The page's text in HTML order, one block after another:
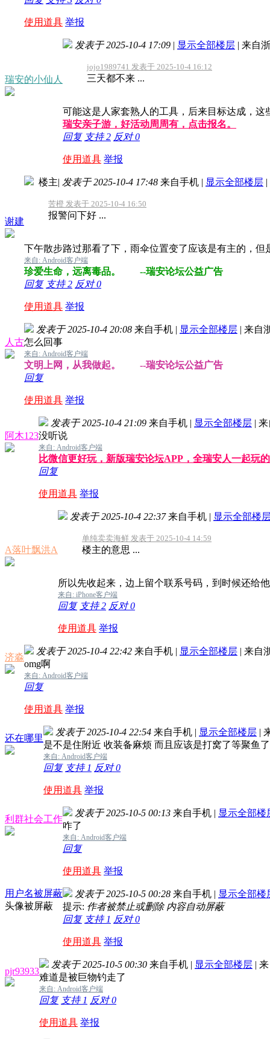
使用道具 举报
瑞安的小仙人
发表于 2025-10-4 17:09 | 显示全部楼层 | 来自
jojo1989741 发表于 2025-10-4 16:12
三天都不来 ...
可能这是人家套熟人的工具，后来目标达成，
瑞安亲子游，好活动周周有，点击报名。
回复 支持2 反对0
使用道具 举报
谢建
楼主| 发表于 2025-10-4 17:48 来自手机 | 显示全部楼层 |
苦橙 发表于 2025-10-4 16:50
报警问下好 ...
下午散步路过那看了下，雨伞位置变了应该是有主的，但
来自: Android客户端
珍爱生命，远离毒品。 --瑞安论坛公益广告
回复 支持2 反对0
使用道具 举报
人古
发表于 2025-10-4 20:08 来自手机 | 显示全部楼层 | 来自
怎么回事
来自: Android客户端
文明上网，从我做起。 --瑞安论坛公益广告
回复
使用道具 举报
阿木123
发表于 2025-10-4 21:09 来自手机 | 显示全部楼层 | 来
没听说
来自: Android客户端
比微信更好玩，新版瑞安论坛APP，全瑞安人一起玩
回复
使用道具 举报
A落叶飘洪A
发表于 2025-10-4 22:37 来自手机 | 显示全部楼
单纯卖卖海鲜 发表于 2025-10-4 14:59
楼主的意思 ...
所以先收起来，边上留个联系号码，到时候还给
来自: iPhone客户端
回复 支持2 反对0
使用道具 举报
济淼
发表于 2025-10-4 22:42 来自手机 | 显示全部楼层 | 来自
omg啊
来自: Android客户端
回复
使用道具 举报
还在哪里
发表于 2025-10-4 22:54 来自手机 | 显示全部楼层 |
是不是住附近 收装备麻烦 而且应该是打窝了等聚鱼
来自: Android客户端
回复 支持 1 反对0
使用道具 举报
利群社会工作
发表于 2025-10-5 00:13 来自手机 | 显示全部楼
咋了
来自: Android客户端
回复
使用道具 举报
用户名被屏蔽
头像被屏蔽
发表于 2025-10-5 00:28 来自手机 | 显示全部楼
提示: 作者被禁止或删除 内容自动屏蔽
回复 支持 1 反对0
使用道具 举报
pjr93933
发表于 2025-10-5 00:30 来自手机 | 显示全部楼层 |
难道是被巨物钓走了
来自: Android客户端
回复 支持 1 反对0
使用道具 举报